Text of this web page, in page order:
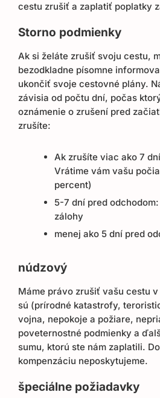
cestu zrušiť a zaplatiť poplatky
Storno podmienky
Ak si želáte zrušiť svoju cestu,
bezodkladne písomne
ukončiť svoje cestovné plány.
závisia od počtu dní, počas
oznámenie o zrušení pred
zrušíte:
Ak zrušíte viac ako 7
Vrátime vám vašu
percent)
5-7 dní pred
zálohy
menej ako 5 dní pred
núdzový
Máme právo zrušiť vašu cestu
sú (prírodné katastrofy,
vojna, nepokoje a požiare,
poveternostné podmienky a
sumu, ktorú ste nám zaplatili.
kompenzáciu neposkytujeme.
špeciálne požiadavky